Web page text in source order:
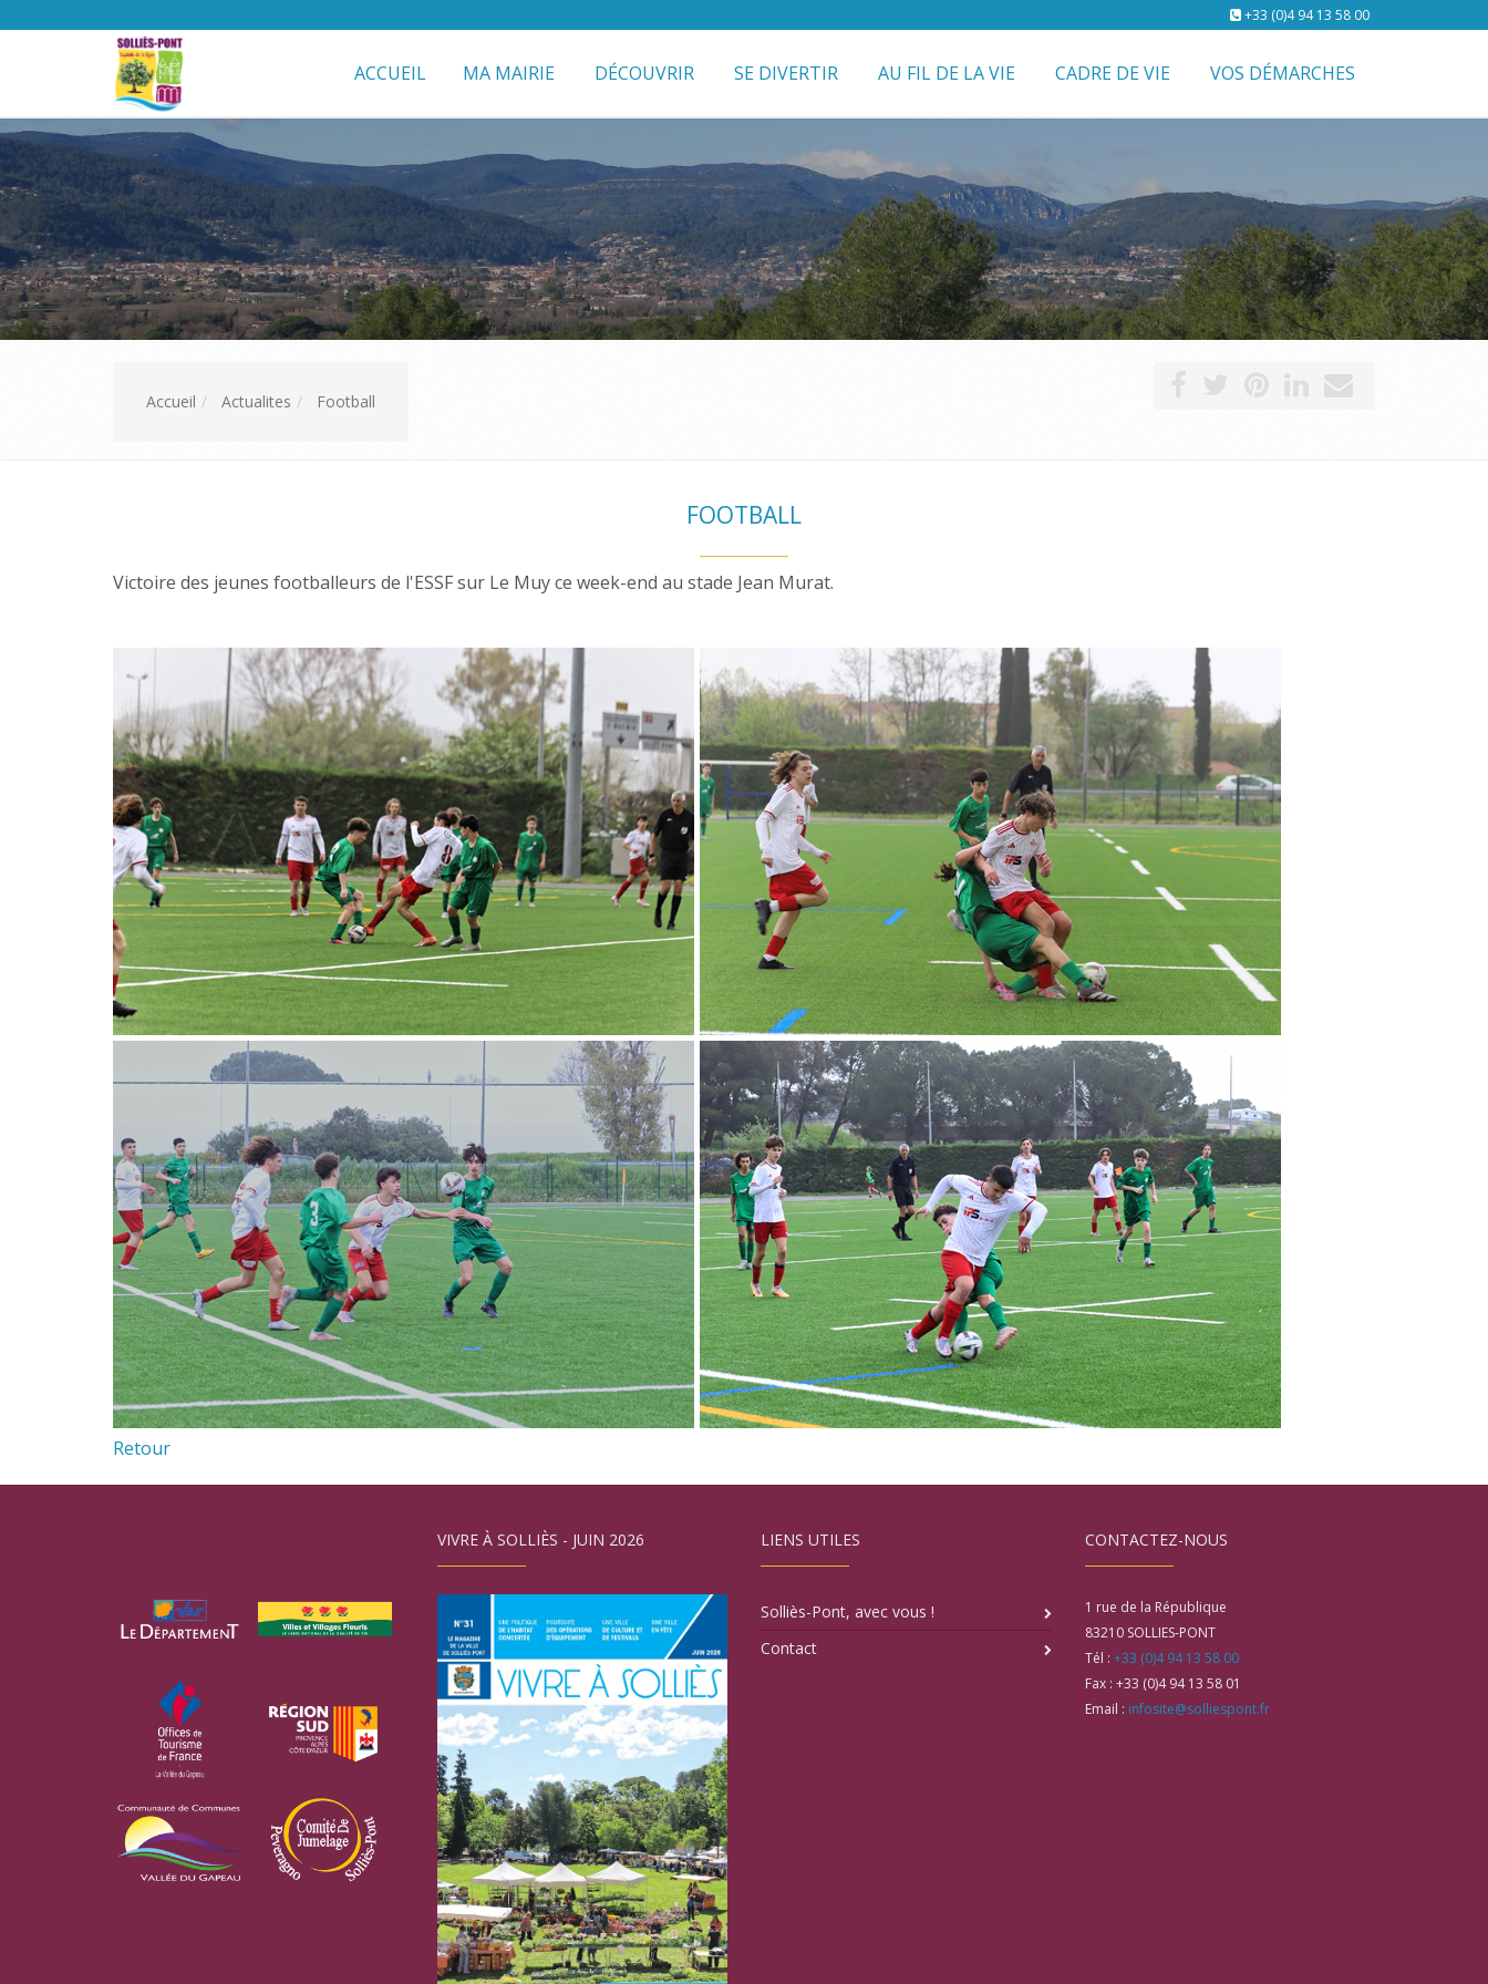
+33 (0)4 94 13 58 00
ACCUEIL MA MAIRIE DÉCOUVRIR SE DIVERTIR AU FIL DE LA VIE CADRE DE VIE VOS DÉMARCHES
Accueil Actualites Football
FOOTBALL
Victoire des jeunes footballeurs de l'ESSF sur Le Muy ce week-end au stade Jean Murat.
Retour
VIVRE À SOLLIÈS - JUIN 2026 LIENS UTILES
Solliès-Pont, avec vous !
Contact
CONTACTEZ-NOUS
1 rue de la République
83210 SOLLIES-PONT
Tél : +33 (0)4 94 13 58 00
Fax : +33 (0)4 94 13 58 01
Email : infosite@solliespont.fr